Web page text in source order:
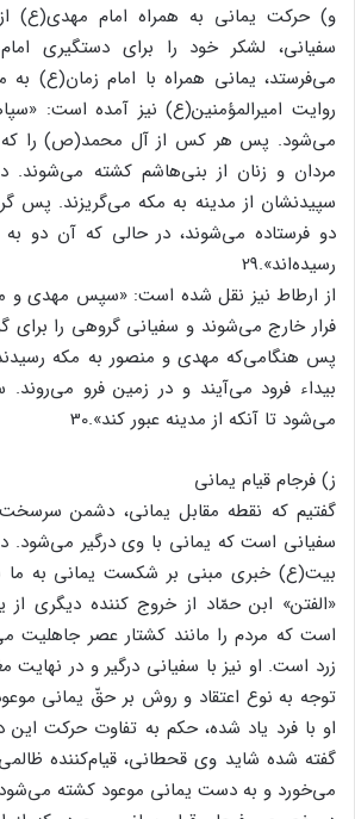
و) حرکت یمانی به همراه امام مهدی(ع)
سفیانی، لشکر خود را برای دستگیری
می‌فرستد، یمانی همراه با امام زمان(ع) به
روایت امیرالمؤمنین(ع) نیز آمده است:
می‌شود. پس هر کس از آل محمد(ص) را که
مردان و زنان از بنی‌هاشم کشته می‌شوند.
سپیدنشان از مدینه به مکه می‌گریزند.
دو فرستاده می‌شوند، در حالی که آن دو
رسیده‌اند».29
از ارطاط نیز نقل شده است: «سپس مهدی و
فرار خارج می‌شوند و سفیانی گروهی را برای
پس هنگامی‌که مهدی و منصور به مکه
بیداء فرود می‌آیند و در زمین فرو
می‌شود تا آنکه از مدینه عبور کند».30
ز) فرجام قیام یمانی
گفتیم که نقطه مقابل یمانی، دشمن
سفیانی است که یمانی با وی درگیر می‌شود.
بیت(ع) خبری مبنی بر شکست یمانی به ما
«الفتن» ابن حمّاد از خروج کننده دیگری از
است که مردم را مانند کشتار عصر
توجه به نوع اعتقاد و روش بر حقّ یمانی
او با فرد یاد شده، حکم به تفاوت حرکت
گفته شده شاید وی قحطانی، قیام‌کننده
می‌خورد و به دست یمانی موعود کشته